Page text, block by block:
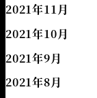
2021年11月
2021年10月
2021年9月
2021年8月